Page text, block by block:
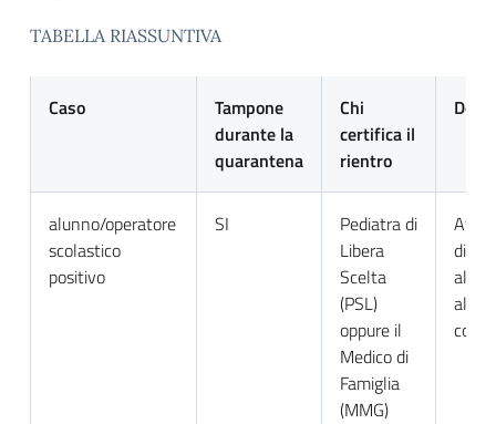
TABELLA RIASSUNTIVA
Caso
Tampone
durante la
quarantena
Chi
certifica il
rientro
alunno/operatore
scolastico
positivo
SI
Pediatra di
Libera
Scelta
(PSL)
oppure il
Medico di
Famiglia
(MMG)
di
al